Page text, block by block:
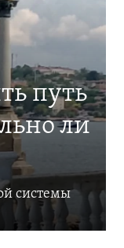
путь
ли
системы